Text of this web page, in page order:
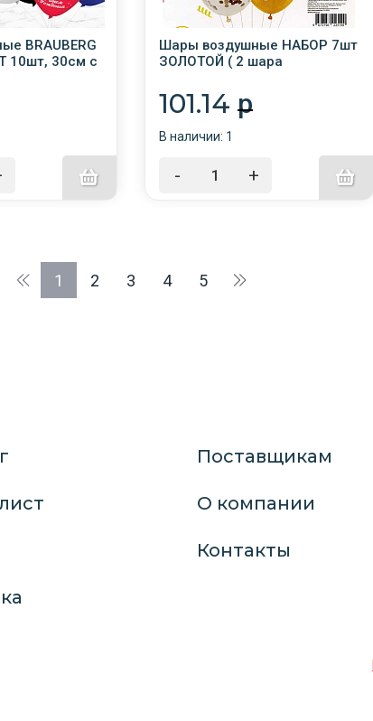
BRAUBERG
10шт, 30см с
Шары воздушные НАБОР 7шт
ЗОЛОТОЙ ( 2 шара
латекс) NA2587
101.14 p
В наличии: 1
- +
1 2 3 4 5
Поставщикам
О компании
Контакты